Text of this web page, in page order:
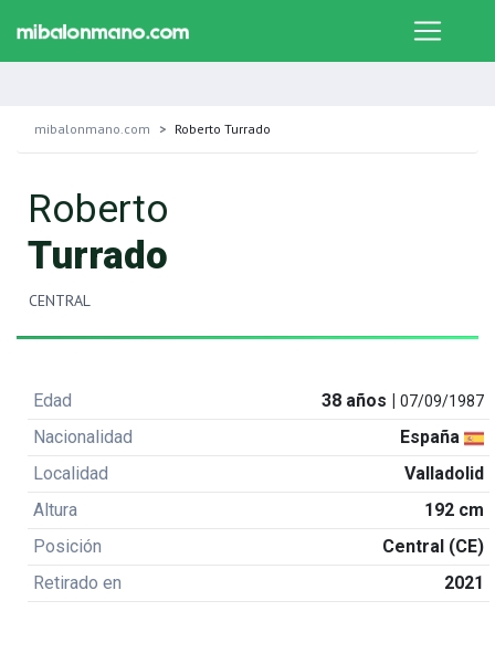
mibalonmano.com Roberto Turrado
Roberto
Turrado
CENTRAL
Edad 38 años |07/09/1987
Nacionalidad
España
Localidad
Valladolid
Altura
192 cm
Posición
Central (CE)
Retirado en
2021